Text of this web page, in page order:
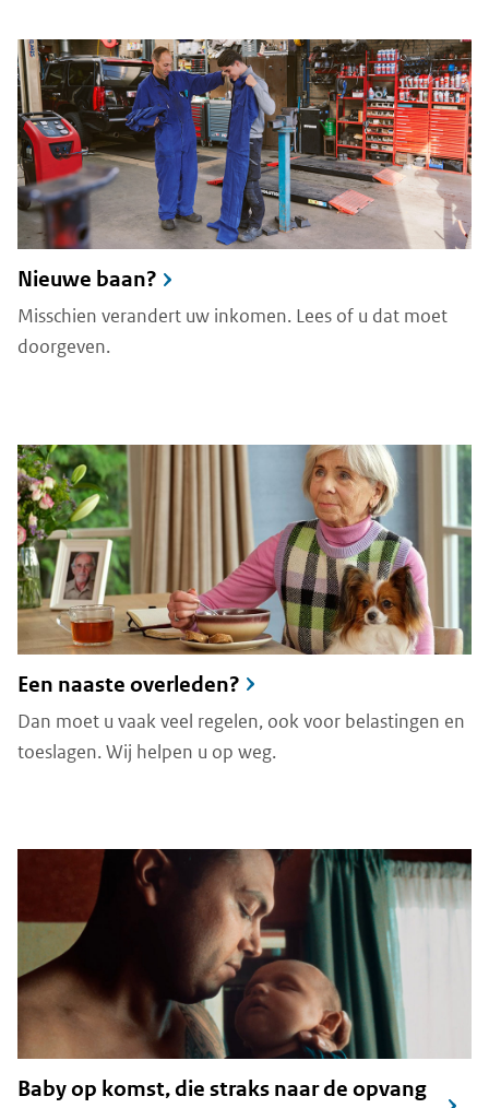
Nieuwe baan?
Misschien verandert uw inkomen. Lees of u dat moet
doorgeven.
Een naaste overleden?
Dan moet u vaak veel regelen, ook voor belastingen en
toeslagen. Wij helpen u op weg.
Baby op komst, die straks naar de opvang